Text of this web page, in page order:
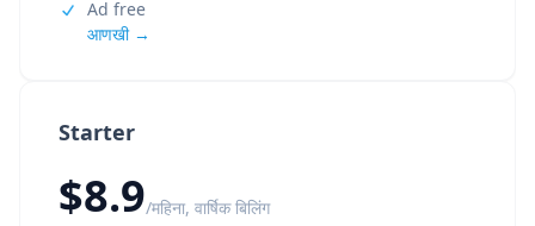
Starter
$8.9/महिना, वार्षिक बिलिंग
Ad free
आणखी →